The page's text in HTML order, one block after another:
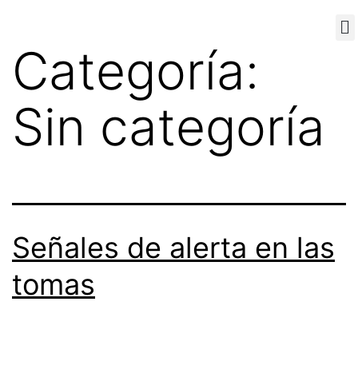
Categoría:
Sin categoría
Señales de alerta en las
tomas